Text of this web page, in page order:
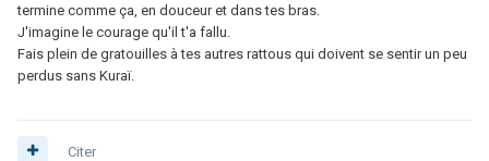
termine comme ça, en douceur et dans tes bras.
J'imagine le courage qu'il t'a fallu.
Fais plein de gratouilles à tes autres rattous qui doivent se sentir un peu
perdus sans Kuraï.
Citer